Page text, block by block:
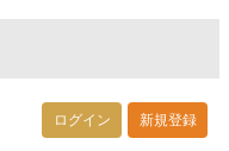
ログイン 新規登録